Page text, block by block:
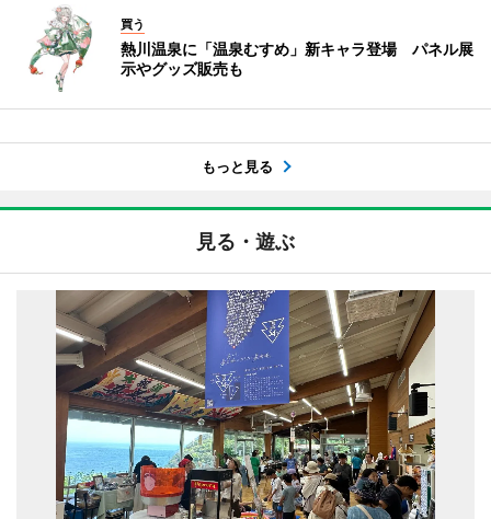
買う
熱川温泉に「温泉むすめ」新キャラ登場 パネル展
示やグッズ販売も
もっと見る
見る・遊ぶ